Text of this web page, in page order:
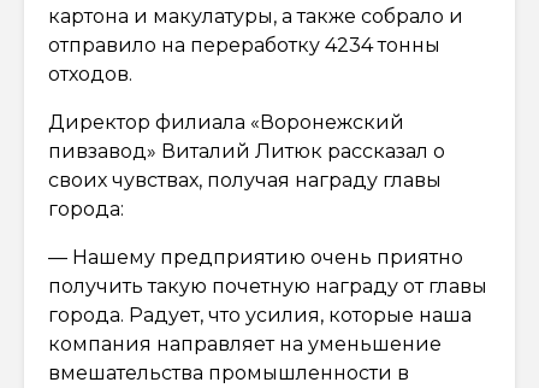
картона и макулатуры, а также собрало и
отправило на переработку 4234 тонны
отходов.
Директор филиала «Воронежский
пивзавод» Виталий Литюк рассказал о
своих чувствах, получая награду главы
города:
— Нашему предприятию очень приятно
получить такую почетную награду от главы
города. Радует, что усилия, которые наша
компания направляет на уменьшение
вмешательства промышленности в